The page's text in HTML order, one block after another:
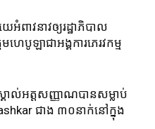
ពាវនាវឲ្យរដ្ឋាភិបាល
េបូឡាជាអង្គការភេរវកម្ម
ស្គាល់អត្តសញ្ញាណបានសម្លាប់
ជាង ៣០នាក់នៅក្នុង